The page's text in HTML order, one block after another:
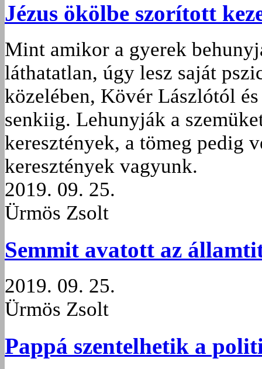
Jézus ökölbe szorított
Mint amikor a gyerek
láthatatlan, úgy lesz saját
közelében, Kövér Lászlótól
senkiig. Lehunyják a
keresztények, a tömeg pedig
keresztények vagyunk.
2019. 09. 25.
Ürmös Zsolt
Semmit avatott az
2019. 09. 25.
Ürmös Zsolt
Pappá szentelhetik a